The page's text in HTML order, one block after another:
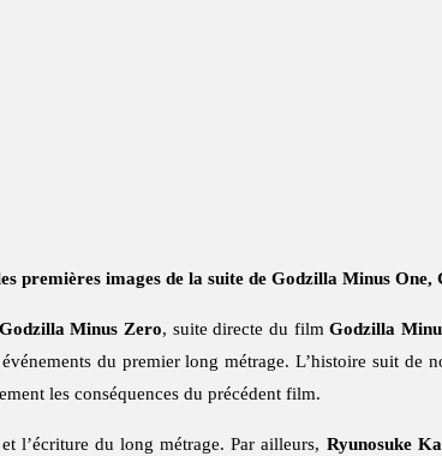
premières images de la suite de Godzilla Minus One,
Godzilla Minus Zero, suite directe du filmGodzilla
du premier long métrage. L’histoire suit
les conséquences du précédent film.
l’écriture du long métrage. Par ailleurs, Ryunosuke